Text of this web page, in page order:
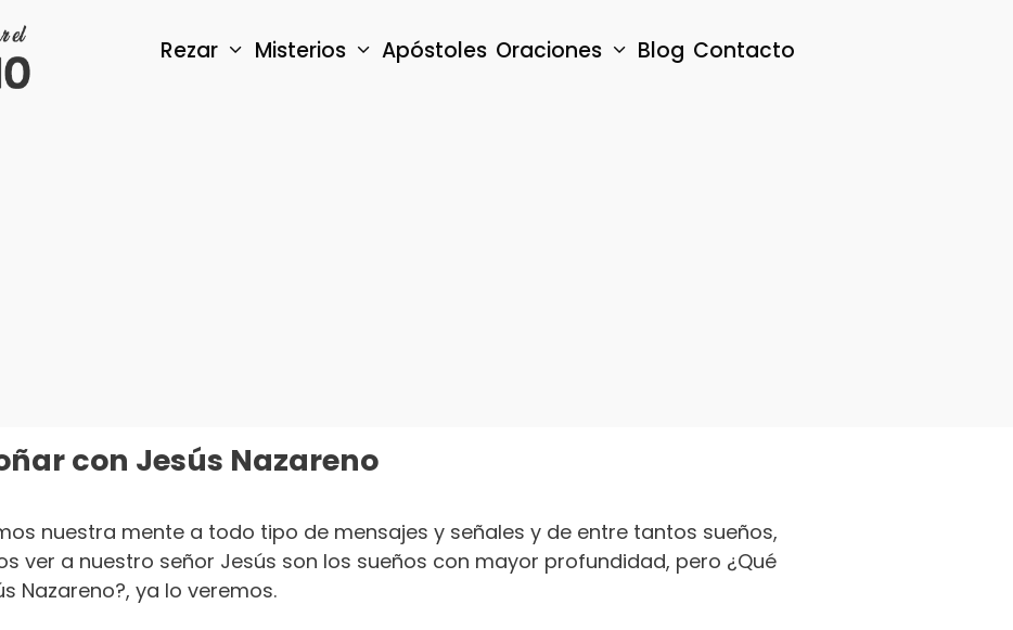
Rezar Misterios Apóstoles Oraciones Blog Contacto
con Jesús Nazareno
nuestra mente a todo tipo de mensajes y señales y de entre tantos sueños,
ver a nuestro señor Jesús son los sueños con mayor profundidad, pero ¿Qué
Nazareno?, ya lo veremos.